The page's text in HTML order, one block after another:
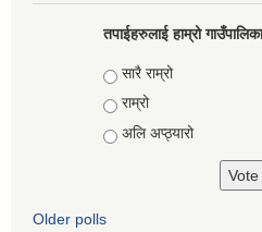
तपाईहरुलाई हाम्रो
Choices
सारै राम्रो
राम्रो
अलि अप्ठ्यारो
Older polls